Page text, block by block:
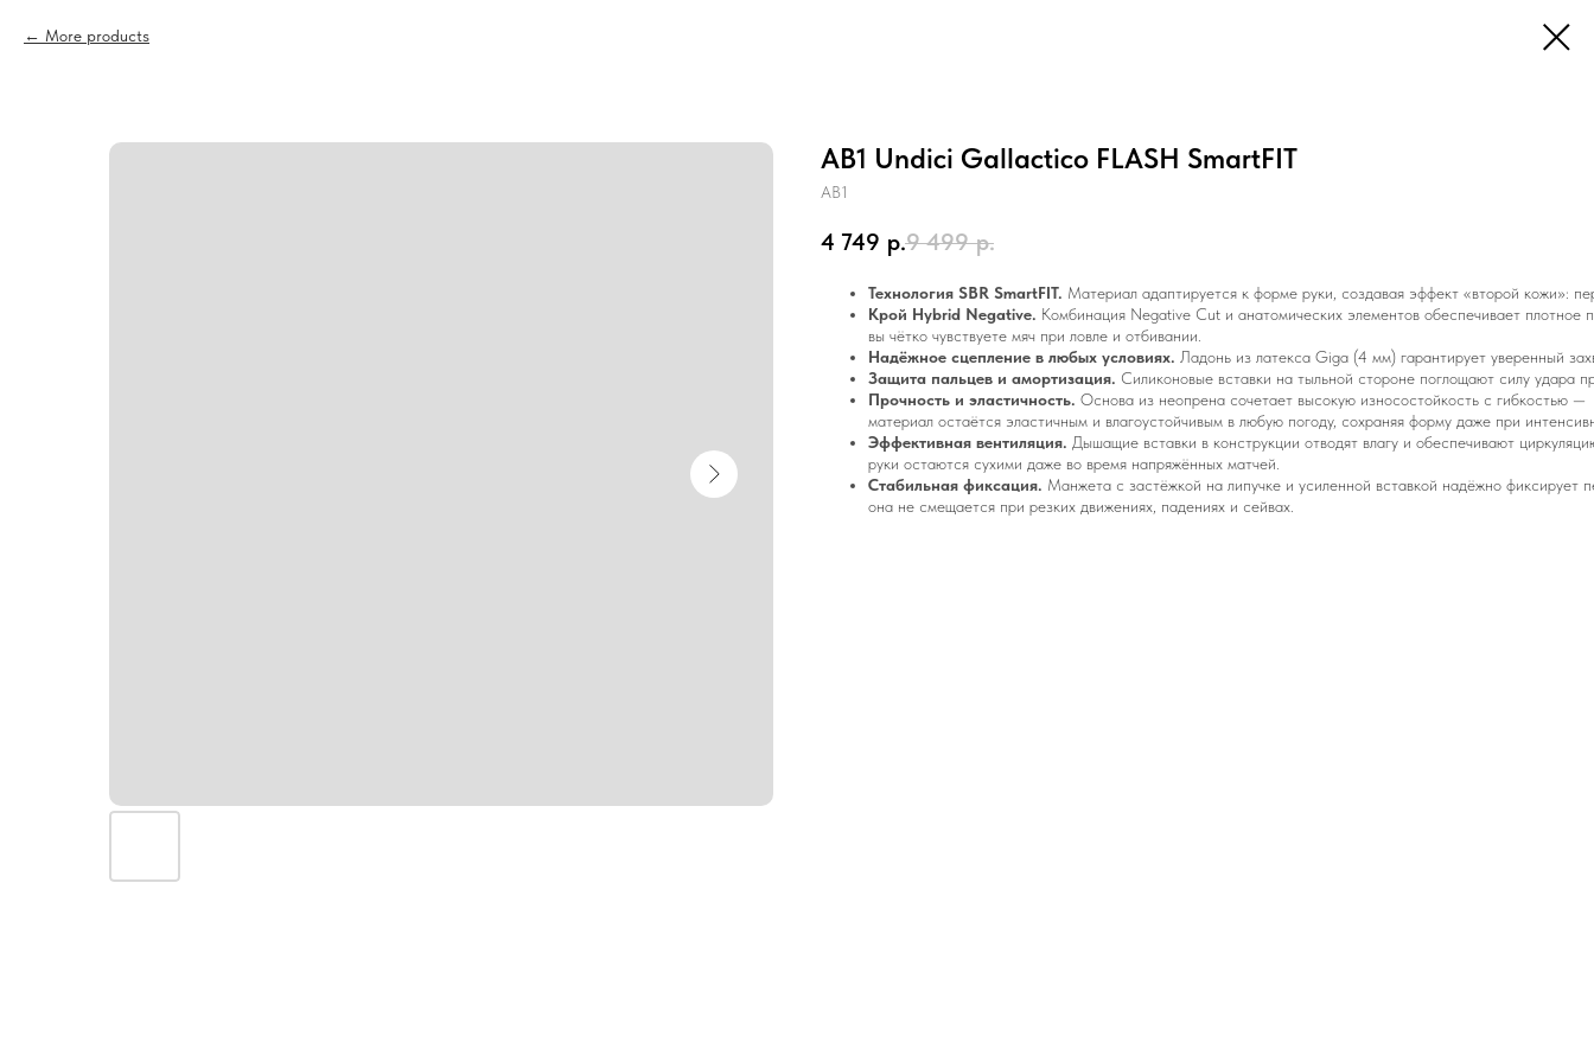
More products
AB1 Undici Gallactico FLASH SmartFIT
AB1
4 749 р.9 499 р.
Технология SBR SmartFIT. Материал адаптируется к форме руки, создавая эффект «второй кожи»:
Крой Hybrid Negative. Комбинация Negative Cut и анатомических элементов обеспечивает плотное
вы чётко чувствуете мяч при ловле и отбивании.
Надёжное сцепление в любых условиях. Ладонь из латекса Giga (4 мм) гарантирует уверенный
Защита пальцев и амортизация. Силиконовые вставки на тыльной стороне поглощают силу удара
Прочность и эластичность. Основа из неопрена сочетает высокую износостойкость с гибкостью —
материал остаётся эластичным и влагоустойчивым в любую погоду, сохраняя форму даже при
Эффективная вентиляция. Дышащие вставки в конструкции отводят влагу и обеспечивают
руки остаются сухими даже во время напряжённых матчей.
Стабильная фиксация. Манжета с застёжкой на липучке и усиленной вставкой надёжно фиксирует
она не смещается при резких движениях, падениях и сейвах.